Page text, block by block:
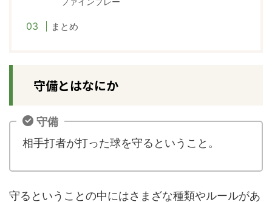
まとめ
守備とはなにか
守備
相手打者が打った球を守るということ。
守るということの中にはさまざな種類やルールがあ